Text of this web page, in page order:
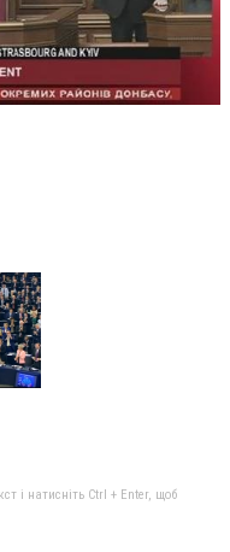
і натисніть Ctrl + Enter, щоб